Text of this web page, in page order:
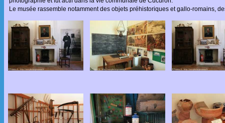
Le musée rassemble notamment des objets préhistoriques et gallo-romains,